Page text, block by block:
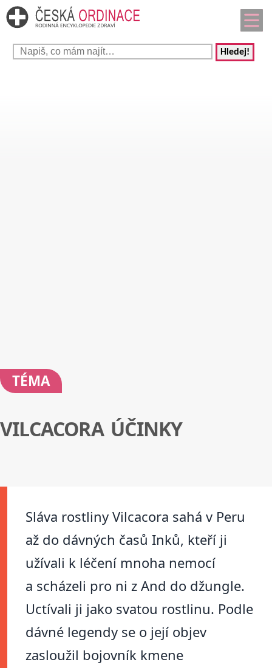
Hledej!
TÉMA
VILCACORA ÚČINKY
Sláva rostliny Vilcacora sahá v Peru
až do dávných časů Inků, kteří ji
užívali k léčení mnoha nemocí
a scházeli pro ni z And do džungle.
Uctívali ji jako svatou rostlinu. Podle
dávné legendy se o její objev
zasloužil bojovník kmene